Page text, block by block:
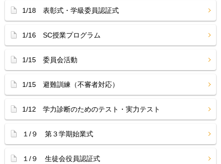
1/18 表彰式・学級委員認証式
1/16 SC授業プログラム
1/15 委員会活動
1/15 避難訓練（不審者対応）
1/12 学力診断のためのテスト・実力テスト
１/９ 第３学期始業式
１/９ 生徒会役員認証式